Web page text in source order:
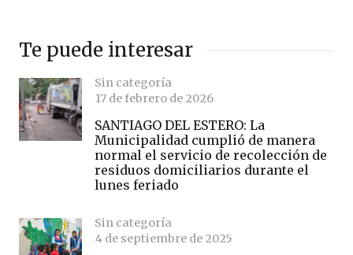
Te puede interesar
Sin categoría
17 de febrero de 2026
SANTIAGO DEL ESTERO: La
Municipalidad cumplió de manera
normal el servicio de recolección de
residuos domiciliarios durante el
lunes feriado
Sin categoría
4 de septiembre de 2025